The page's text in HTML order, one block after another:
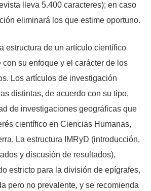
lleva 5.400 caracteres); en caso
eliminará los que estime oportuno.
estructura de un artículo científico
con su enfoque y el carácter de los
Los artículos de investigación
distintas, de acuerdo con su tipo,
de investigaciones geográficas que
científico en Ciencias Humanas,
La estructura IMRyD (introducción,
y discusión de resultados),
estricto para la división de epígrafes,
pero no prevalente, y se recomienda